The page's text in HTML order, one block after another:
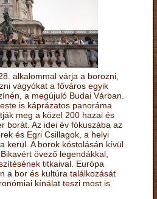
alkalommal várja a borozni,
vágyókat a főváros egyik
a megújuló Budai Várban.
is káprázatos panoráma
meg a közel 200 hazai és
borát. Az idei év fókuszába az
és Egri Csillagok, a helyi
kerül. A borok kóstolásán kívül
övező legendákkal,
titkaival. Európa
a bor és kultúra találkozását
kínálat teszi most is